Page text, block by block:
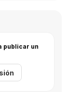
publicar un